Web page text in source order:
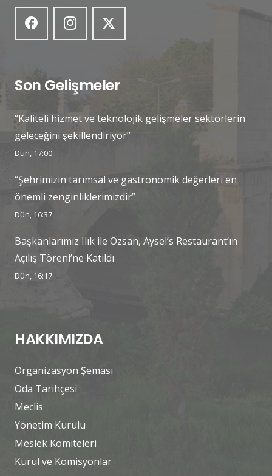
Son Gelişmeler
“Kaliteli hizmet ve teknolojik gelişmeler sektörlerin
geleceğini şekillendiriyor”
Dün, 17:00
“Şehrimizin tarımsal ve gastronomik değerleri en
önemli zenginliklerimizdir”
Dün, 16:37
Başkanlarımız Ilık ile Özsan, Aysel’s Restaurant’ın
Açılış Töreni’ne Katıldı
Dün, 16:17
HAKKIMIZDA
Organizasyon Şeması
Oda Tarihçesi
Meclis
Yönetim Kurulu
Meslek Komiteleri
Kurul ve Komisyonlar